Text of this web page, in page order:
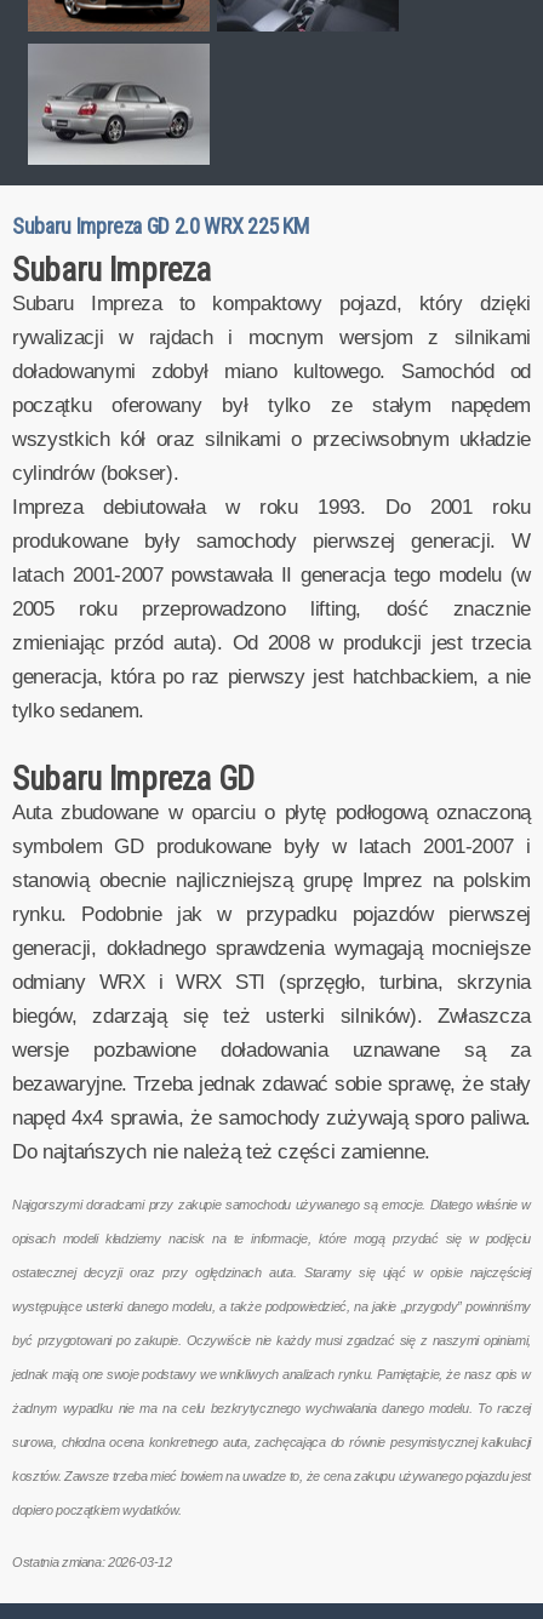
Subaru Impreza GD 2.0 WRX 225 KM
Subaru Impreza
Subaru Impreza to kompaktowy pojazd, który dzięki
rywalizacji w rajdach i mocnym wersjom z silnikami
doładowanymi zdobył miano kultowego. Samochód od
początku oferowany był tylko ze stałym napędem
wszystkich kół oraz silnikami o przeciwsobnym układzie
cylindrów (bokser).
Impreza debiutowała w roku 1993. Do 2001 roku
produkowane były samochody pierwszej generacji. W
latach 2001-2007 powstawała II generacja tego modelu (w
2005 roku przeprowadzono lifting, dość znacznie
zmieniając przód auta). Od 2008 w produkcji jest trzecia
generacja, która po raz pierwszy jest hatchbackiem, a nie
tylko sedanem.
Subaru Impreza GD
Auta zbudowane w oparciu o płytę podłogową oznaczoną
symbolem GD produkowane były w latach 2001-2007 i
stanowią obecnie najliczniejszą grupę Imprez na polskim
rynku. Podobnie jak w przypadku pojazdów pierwszej
generacji, dokładnego sprawdzenia wymagają mocniejsze
odmiany WRX i WRX STI (sprzęgło, turbina, skrzynia
biegów, zdarzają się też usterki silników). Zwłaszcza
wersje pozbawione doładowania uznawane są za
bezawaryjne. Trzeba jednak zdawać sobie sprawę, że stały
napęd 4x4 sprawia, że samochody zużywają sporo paliwa.
Do najtańszych nie należą też części zamienne.
Najgorszymi doradcami przy zakupie samochodu używanego są emocje. Dlatego właśnie w
opisach modeli kładziemy nacisk na te informacje, które mogą przydać się w podjęciu
ostatecznej decyzji oraz przy oględzinach auta. Staramy się ująć w opisie najczęściej
występujące usterki danego modelu, a także podpowiedzieć, na jakie „przygody” powinniśmy
być przygotowani po zakupie. Oczywiście nie każdy musi zgadzać się z naszymi opiniami,
jednak mają one swoje podstawy we wnikliwych analizach rynku. Pamiętajcie, że nasz opis w
żadnym wypadku nie ma na celu bezkrytycznego wychwalania danego modelu. To raczej
surowa, chłodna ocena konkretnego auta, zachęcająca do równie pesymistycznej kalkulacji
kosztów. Zawsze trzeba mieć bowiem na uwadze to, że cena zakupu używanego pojazdu jest
dopiero początkiem wydatków.
Ostatnia zmiana: 2026-03-12